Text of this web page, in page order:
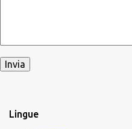
Lingue